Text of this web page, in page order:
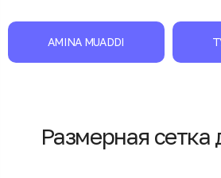
AMINA MUADDI
Размерная сетка